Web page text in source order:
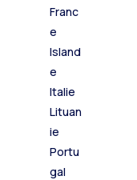
Franc
e
Island
e
Italie
Lituan
ie
Portu
gal